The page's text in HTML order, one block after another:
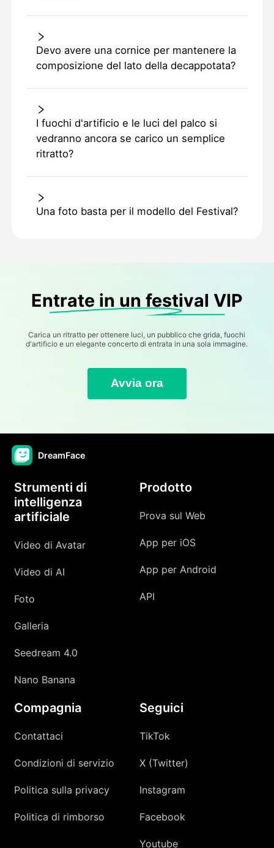
Devo avere una cornice per mantenere la
composizione del lato della decappotata?
I fuochi d'artificio e le luci del palco si
vedranno ancora se carico un semplice
ritratto?
Una foto basta per il modello del Festival?
Entrate in un festival VIP
Carica un ritratto per ottenere luci, un pubblico che grida, fuochi
d'artificio e un elegante concerto di entrata in una sola immagine.
Avvia ora
DreamFace
Strumenti di
intelligenza
artificiale
Video di Avatar
Video di AI
Foto
Galleria
Seedream 4.0
Nano Banana
Prodotto
Prova sul Web
App per iOS
App per Android
API
Compagnia
Contattaci
Condizioni di servizio
Politica sulla privacy
Politica di rimborso
Seguici
TikTok
X (Twitter)
Instagram
Facebook
Youtube